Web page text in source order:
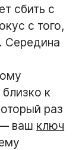
сбить с
с того,
Середина
к
раз
ваш ключ